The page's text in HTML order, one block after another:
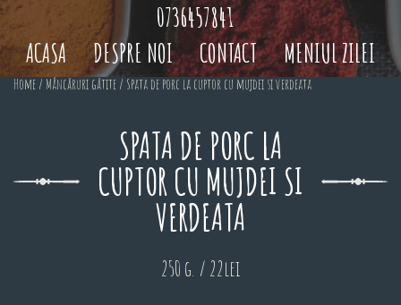
ACASA DESPRE NOI CONTACT MENIUL ZILEI
0736457841
Home / Mâncăruri gătite / Spata de porc la cuptor cu mujdei si verdeata
SPATA DE PORC LA
CUPTOR CU MUJDEI SI
VERDEATA
250 g. / 22lei